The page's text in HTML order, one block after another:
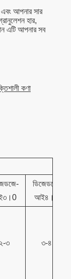
আপনার সার
হার,
এটি আপনার সব
কণা
ডিজেডজে-
আই৪।0
২-৩ ৩-৪